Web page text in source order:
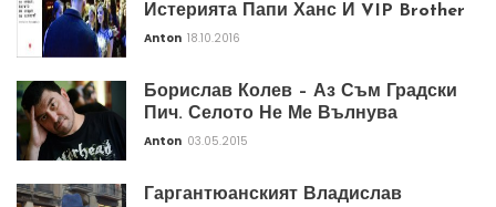
Истерията Папи Ханс И VIP Brother
Anton 18.10.2016
Борислав Колев – Аз Съм Градски
Пич. Селото Не Ме Вълнува
Anton 03.05.2015
Гаргантюанският Владислав